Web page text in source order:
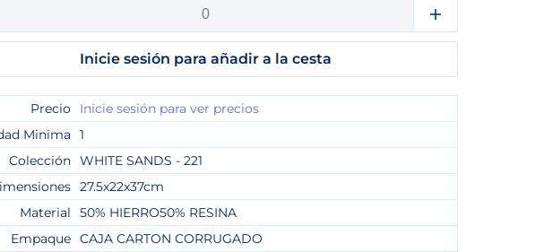
Inicie sesión para añadir a la cesta
Precio
Inicie sesión para ver precios
Minima
1
Colección WHITE SANDS - 221
27.5x22x37cm
Material
50% HIERRO50% RESINA
Empaque CAJA CARTON CORRUGADO